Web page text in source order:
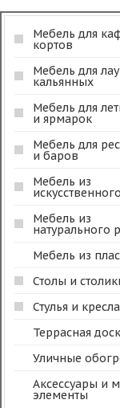
Мебель для
кортов
Мебель для
кальянных
Мебель для
и ярмарок
Мебель для
и баров
Мебель из
Мебель из
натурального
Мебель из
Столы и
Стулья и кресла
Террасная
Уличные
Аксессуары и
элементы